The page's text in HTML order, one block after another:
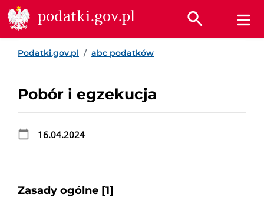
Przejdź do treści
Przejdź do wyszukiwarki
Przejdź do stopki
podatki.gov.pl
Podatki.gov.pl abc podatków
Pobór i egzekucja
16.04.2024
Zasady ogólne [1]